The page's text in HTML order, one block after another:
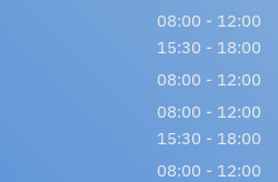
08:00 - 12:00
15:30 - 18:00
08:00 - 12:00
08:00 - 12:00
15:30 - 18:00
08:00 - 12:00